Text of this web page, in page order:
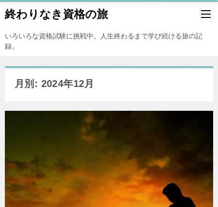
終わりなき資格の旅
いろいろな資格試験に挑戦中。人生終わるまで学び続ける旅の記
録。
月別: 2024年12月